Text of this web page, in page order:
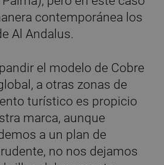
contemporánea los
Al Andalus.
el modelo de Cobre
a otras zonas de
turístico es propicio
marca, aunque
a un plan de
no nos dejamos